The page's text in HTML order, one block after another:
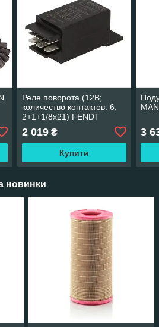
Реле поворота (12В;
количество контактов: 6;
2+1+1/8x21) FENDT
HERTH+BUSS 75605146
2 019₴
Купити
3
новинки